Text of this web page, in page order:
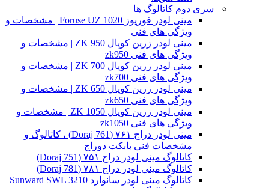
سری دوم کاتالوگ ها
مینی لودر فوریوز Foruse UZ 1020 | مشخصات و
ویژگی های فنی
مینی لودر زرین کوپال ZK 950 | مشخصات و
ویژگی های فنی zk950
مینی لودر زرین کوپال ZK 700 | مشخصات و
ویژگی های فنی zk700
مینی لودر زرین کوپال ZK 650 | مشخصات و
ویژگی های فنی zk650
مینی لودر زرین کوپال ZK 1050 | مشخصات و
ویژگی های فنی zk1050
مینی لودر دراج ۷۶۱ (Doraj 761) ، کاتالوگ و
مشخصات فنی بابکت دوراج
کاتالوگ مینی لودر دراج ۷۵۱ (Doraj 751)
کاتالوگ مینی لودر دراج ۷۸۱ (Doraj 781)
کاتالوگ مینی لودر سانوارد Sunward SWL 3210